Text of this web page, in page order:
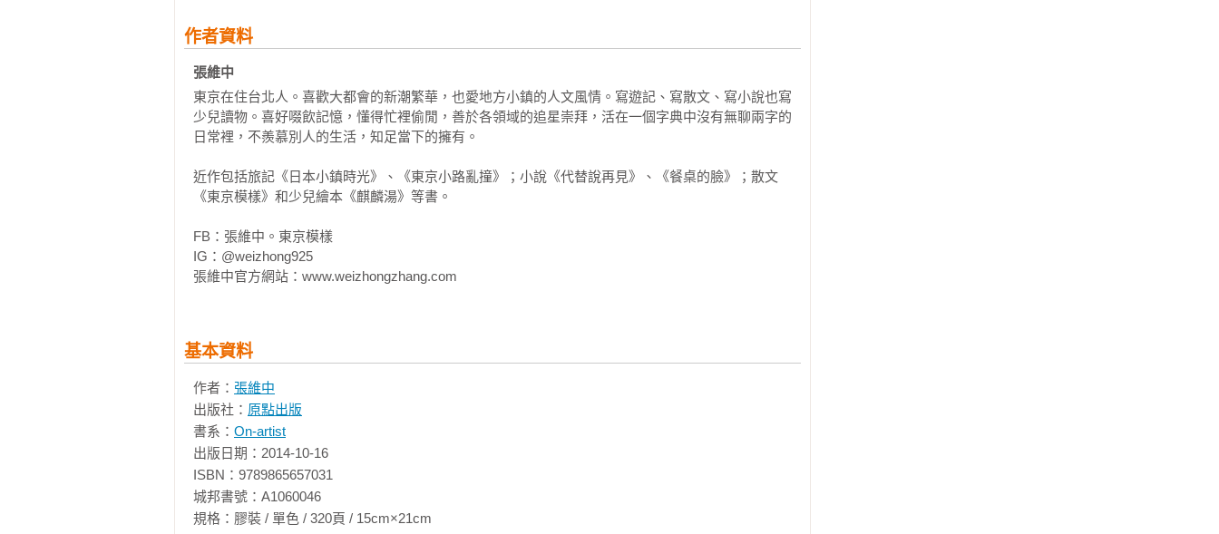
他顯得有點為難。他為難的表情，反倒令我覺得愧疚。
「我不太容易感冒的。」
「陳小姐的身體很好。」
「快別這麼說！沒有這樣的事。」
男孩慌張地猛搖頭，然後點頭答應了我。
老實說，我竟然希望他多搖一下頭。我很久沒見到那麼有誠意的搖頭。我能分辨那不是一個店員
出自內心，一個男人害怕女人生他氣的真實反應。
美髮沙龍裡工作的男孩女孩總是打扮得很潮流，這男孩也不例外。不過，比較特別的是掛著黑框
眼鏡的他，身上散發著一點那個年紀不太有的書卷氣。
那個年紀？當我想到自己開始用「那個年紀」去說別人時，不免顫抖一下。
確實也是。三十一歲的我，已經不是那個年紀的他們了。
作者資料
張維中
東京在住台北人。喜歡大都會的新潮繁華，也愛地方小鎮的人文風情。寫遊記、寫散文、寫小說也寫
少兒讀物。喜好啜飲記憶，懂得忙裡偷閒，善於各領域的追星崇拜，活在一個字典中沒有無聊兩字的
日常裡，不羨慕別人的生活，知足當下的擁有。
近作包括旅記《日本小鎮時光》、《東京小路亂撞》；小說《代替說再見》、《餐桌的臉》；散文
《東京模樣》和少兒繪本《麒麟湯》等書。
FB：張維中。東京模樣
IG：@weizhong925
張維中官方網站：www.weizhongzhang.com
基本資料
作者： 張維中
出版社： 原點出版
書系： On-artist
出版日期：2014-10-16
ISBN：9789865657031
城邦書號：A1060046
規格：膠裝 / 單色 / 320頁 / 15cm×21cm